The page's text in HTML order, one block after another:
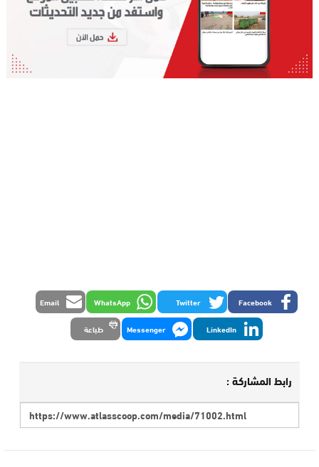
Facebook
Twitter
WhatsApp
Email
LinkedIn
Messenger طباعة
رابط المشاركة :